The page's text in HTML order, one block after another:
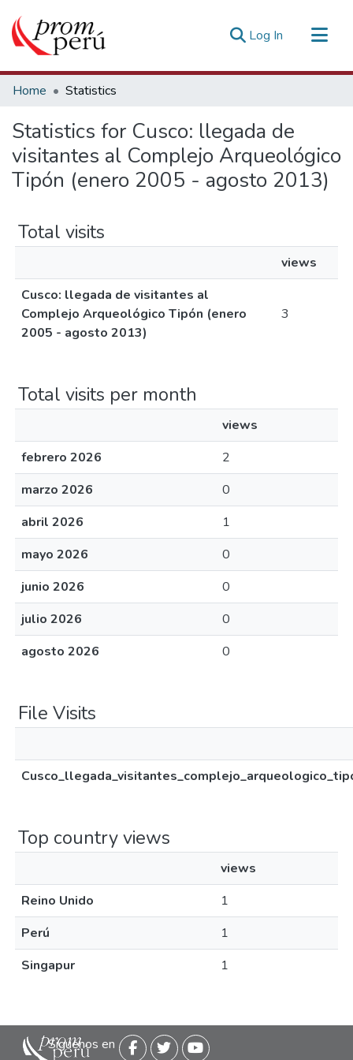
Log In (current)
Communities & Collections
Estadísticas Externas
Home Statistics
Statistics for Cusco: llegada de
visitantes al Complejo Arqueológico
Tipón (enero 2005 - agosto 2013)
Total visits
views
Cusco: llegada de visitantes al
Complejo Arqueológico Tipón (enero
2005 - agosto 2013)
3
Total visits per month
views
febrero 2026
2
marzo 2026
0
abril 2026
1
mayo 2026
0
junio 2026
0
julio 2026
0
agosto 2026
0
File Visits
Top country views
views
Reino Unido
1
Perú
1
Singapur
1
Siguenos en